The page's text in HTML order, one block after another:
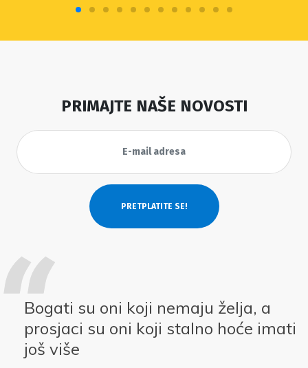
PRIMAJTE NAŠE NOVOSTI
Bogati su oni koji nemaju želja, a
prosjaci su oni koji stalno hoće imati
još više